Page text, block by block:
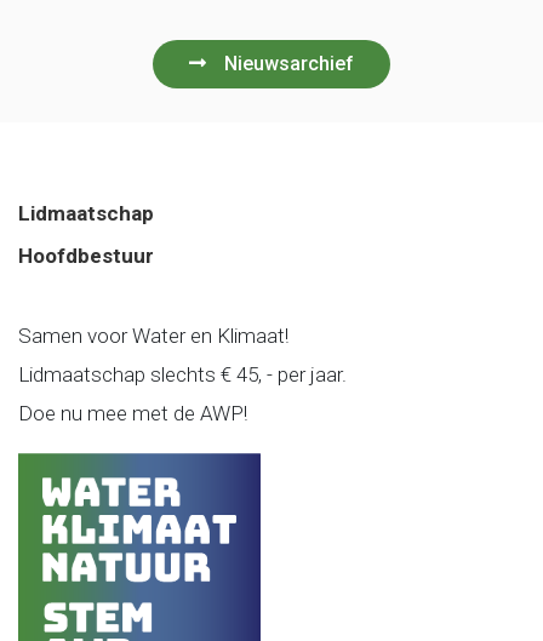
Nieuwsarchief
Lidmaatschap
Hoofdbestuur
Samen voor Water en Klimaat!
Lidmaatschap slechts € 45, - per jaar.
Doe nu mee met de AWP!